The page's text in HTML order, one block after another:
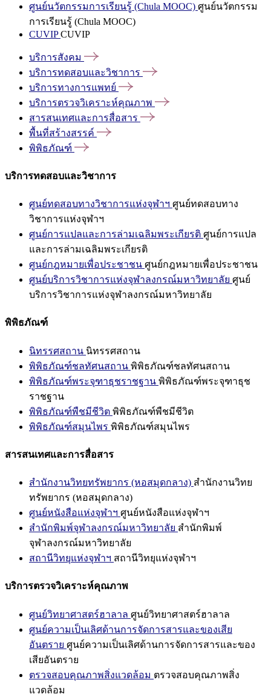
ศูนย์นวัตกรรมการเรียนรู้ (Chula MOOC) ศูนย์นวัตกรรม
การเรียนรู้ (Chula MOOC)
CUVIPCUVIP
บริการสังคม
บริการทดสอบและวิชาการ
บริการทางการแพทย์
บริการตรวจวิเคราะห์คุณภาพ
สารสนเทศและการสื่อสาร
พื้นที่สร้างสรรค์
พิพิธภัณฑ์
บริการทดสอบและวิชาการ
ศูนย์ทดสอบทางวิชาการแห่งจุฬาฯ ศูนย์ทดสอบทาง
วิชาการแห่งจุฬาฯ
ศูนย์การแปลและการล่ามเฉลิมพระเกียรติ ศูนย์การแปล
และการล่ามเฉลิมพระเกียรติ
ศูนย์กฎหมายเพื่อประชาชน ศูนย์กฎหมายเพื่อประชาชน
ศูนย์บริการวิชาการแห่งจุฬาลงกรณ์มหาวิทยาลัย ศูนย์
บริการวิชาการแห่งจุฬาลงกรณ์มหาวิทยาลัย
พิพิธภัณฑ์
นิทรรศสถาน นิทรรศสถาน
พิพิธภัณฑ์ชลทัศนสถาน พิพิธภัณฑ์ชลทัศนสถาน
พิพิธภัณฑ์พระจุฑาธุชราชฐาน พิพิธภัณฑ์พระจุฑาธุช
ราชฐาน
พิพิธภัณฑ์พืชมีชีวิต พิพิธภัณฑ์พืชมีชีวิต
พิพิธภัณฑ์สมุนไพร พิพิธภัณฑ์สมุนไพร
สารสนเทศและการสื่อสาร
สำนักงานวิทยทรัพยากร (หอสมุดกลาง) สำนักงานวิทย
ทรัพยากร (หอสมุดกลาง)
ศูนย์หนังสือแห่งจุฬาฯ ศูนย์หนังสือแห่งจุฬาฯ
สำนักพิมพ์จุฬาลงกรณ์มหาวิทยาลัย สำนักพิมพ์
จุฬาลงกรณ์มหาวิทยาลัย
สถานีวิทยุแห่งจุฬาฯ สถานีวิทยุแห่งจุฬาฯ
บริการตรวจวิเคราะห์คุณภาพ
ศูนย์วิทยาศาสตร์ฮาลาล ศูนย์วิทยาศาสตร์ฮาลาล
ศูนย์ความเป็นเลิศด้านการจัดการสารและของเสีย
อันตราย ศูนย์ความเป็นเลิศด้านการจัดการสารและของ
เสียอันตราย
ตรวจสอบคุณภาพสิ่งแวดล้อม ตรวจสอบคุณภาพสิ่ง
แวดล้อม